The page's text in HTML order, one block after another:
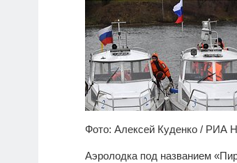
Фото: Алексей Куденко / РИА
Аэролодка под названием